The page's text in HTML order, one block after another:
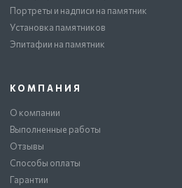
Портреты и надписи на памятник
Установка памятников
Эпитафии на памятник
КОМПАНИЯ
О компании
Выполненные работы
Отзывы
Способы оплаты
Гарантии